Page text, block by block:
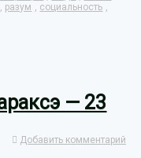
, разум , социальность ,
— 23
Добавить комментарий